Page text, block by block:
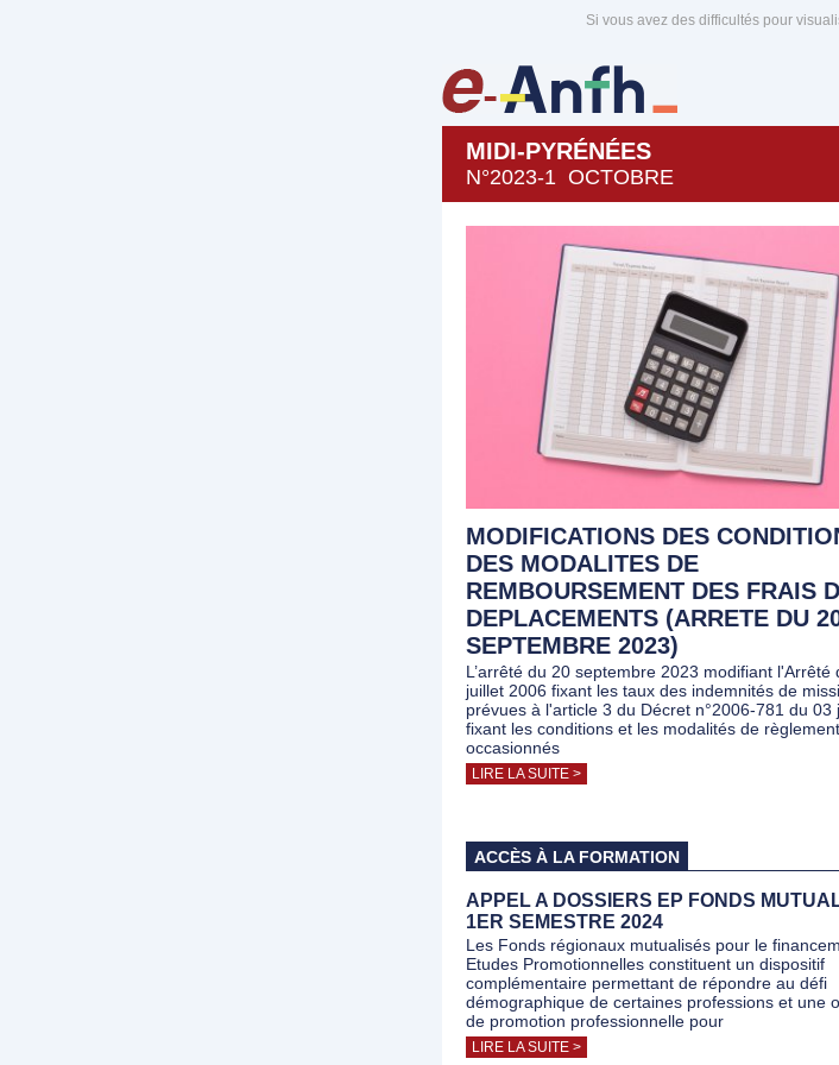
Si vous avez des difficultés pour
MIDI-PYRÉNÉES
N°2023-1 OCTOBRE
MODIFICATIONS DES
DES MODALITES DE
REMBOURSEMENT DES FRAIS
DEPLACEMENTS (ARRETE DU
SEPTEMBRE 2023)
L’arrêté du 20 septembre 2023 modifiant l'Arrêté
juillet 2006 fixant les taux des indemnités de
prévues à l'article 3 du Décret n°2006-781 du 03
fixant les conditions et les modalités de
occasionnés
LIRE LA SUITE >
ACCÈS À LA FORMATION
APPEL A DOSSIERS EP FONDS
1ER SEMESTRE 2024
Les Fonds régionaux mutualisés pour le
Etudes Promotionnelles constituent un dispositif
complémentaire permettant de répondre au défi
démographique de certaines professions et une
de promotion professionnelle pour
LIRE LA SUITE >